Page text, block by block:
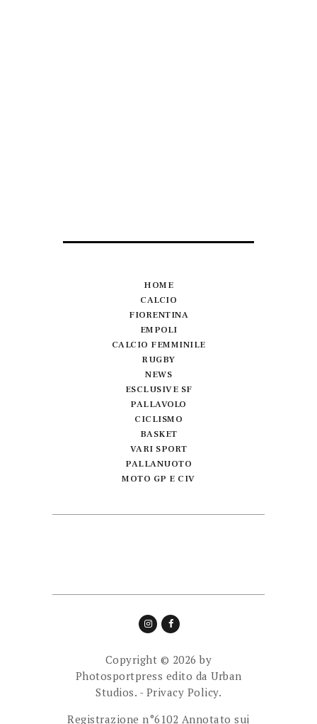
HOME
CALCIO
FIORENTINA
EMPOLI
CALCIO FEMMINILE
RUGBY
NEWS
ESCLUSIVE SF
PALLAVOLO
CICLISMO
BASKET
VARI SPORT
PALLANUOTO
MOTO GP E CIV
Copyright © 2026 by
Photosportpress edito da Urban
Studios. - Privacy Policy.
Registrazione n°6102 Annotato sui